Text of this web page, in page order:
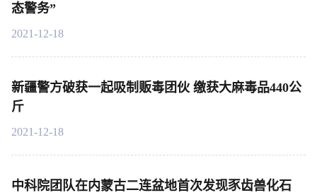
态警务”
2021-12-18
新疆警方破获一起吸制贩毒团伙 缴获大麻毒品440公
斤
2021-12-18
中科院团队在内蒙古二连盆地首次发现豕齿兽化石